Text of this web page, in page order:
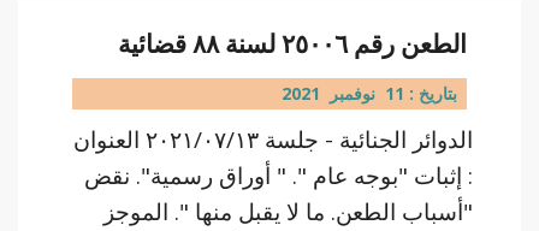
الطعن رقم ٢٥٠٠٦ لسنة ٨٨ قضائية
بتاريخ : 11 نوفمبر 2021
الدوائر الجنائية - جلسة ٢٠٢١/٠٧/١٣ العنوان
: إثبات "بوجه عام ". " أوراق رسمية". نقض
"أسباب الطعن. ما لا يقبل منها ". الموجز